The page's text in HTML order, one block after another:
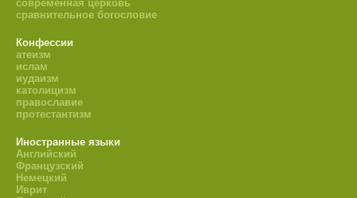
современная церковь
сравнительное богословие
Конфессии
атеизм
ислам
иудаизм
католицизм
православие
протестантизм
Иностранные языки
Английский
Французский
Немецкий
Иврит